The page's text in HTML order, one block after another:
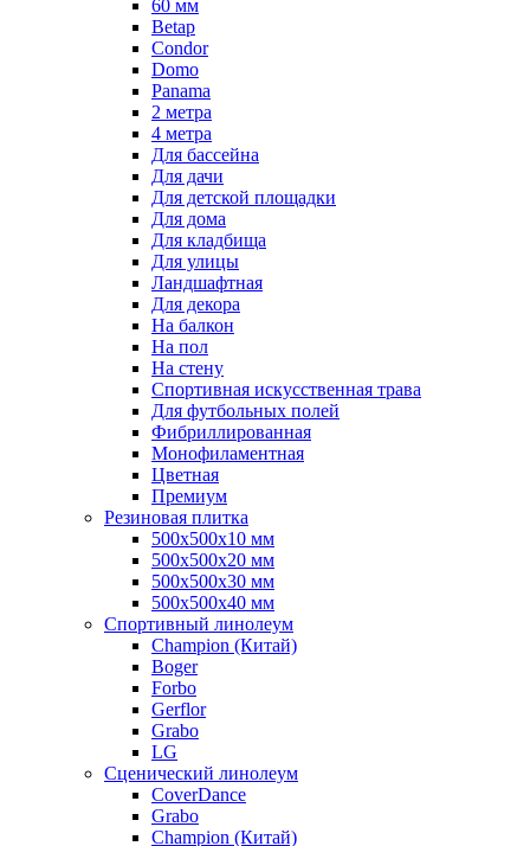
60 мм
Betap
Condor
Domo
Panama
2 метра
4 метра
Для бассейна
Для дачи
Для детской площадки
Для дома
Для кладбища
Для улицы
Ландшафтная
Для декора
На балкон
На пол
На стену
Спортивная искусственная трава
Для футбольных полей
Фибриллированная
Монофиламентная
Цветная
Премиум
Резиновая плитка
500х500х10 мм
500х500х20 мм
500х500х30 мм
500х500х40 мм
Спортивный линолеум
Champion (Китай)
Boger
Forbo
Gerflor
Grabo
LG
Сценический линолеум
CoverDance
Grabo
Champion (Китай)